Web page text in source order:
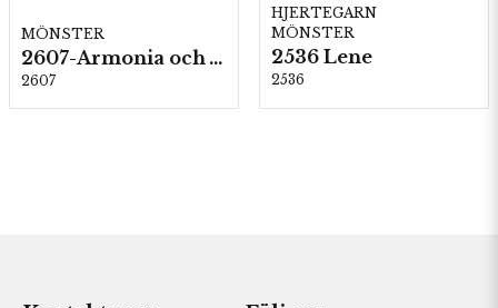
MÖNSTER
2607-Armonia och Alpaca 400
2607
HJERTEGARN
MÖNSTER
2536 Lene
2536